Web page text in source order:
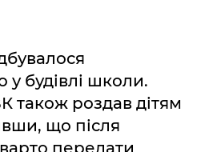
у будівлі школи.
також роздав дітям
що після
передати